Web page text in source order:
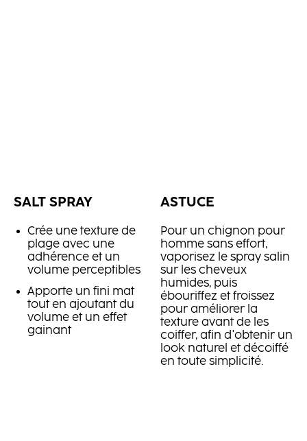
SALT SPRAY
Crée une texture de
plage avec une
adhérence et un
volume perceptibles
Apporte un fini mat
tout en ajoutant du
volume et un effet
gainant
ASTUCE
Pour un chignon pour
homme sans effort,
vaporisez le spray salin
sur les cheveux
humides, puis
ébouriffez et froissez
pour améliorer la
texture avant de les
coiffer, afin d'obtenir un
look naturel et décoiffé
en toute simplicité.